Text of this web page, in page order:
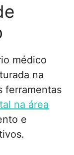
médico
na
ferramentas
na área
e